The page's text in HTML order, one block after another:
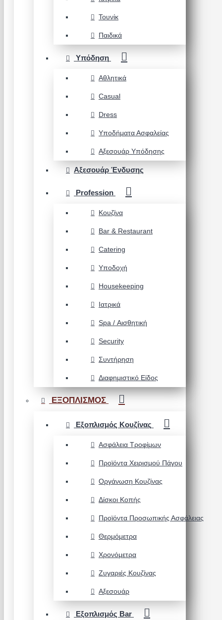
Τουνίκ
Παιδικά
Υπόδηση
Αθλητικά
Casual
Dress
Υποδήματα Ασφαλείας
Αξεσουάρ Υπόδησης
Αξεσουάρ Ένδυσης
Profession
Κουζίνα
Bar & Restaurant
Catering
Υποδοχή
Housekeeping
Ιατρικά
Spa / Αισθητική
Security
Συντήρηση
Διαφημιστικό Είδος
ΕΞΟΠΛΙΣΜΟΣ
Εξοπλισμός Κουζίνας
Ασφάλεια Τροφίμων
Προϊόντα Χειρισμού Πάγου
Οργάνωση Κουζίνας
Δίσκοι Κοπής
Προϊόντα Προσωπικής Ασφάλειας
Θερμόμετρα
Χρονόμετρα
Ζυγαριές Κουζίνας
Αξεσουάρ
Εξοπλισμός Bar